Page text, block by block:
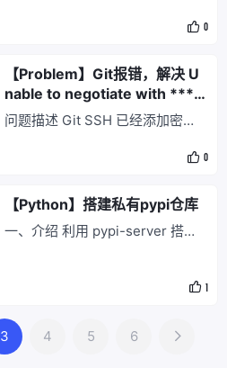
name python import requests r
9200/index_name') 2. 删除所有
索引 cu
0
【Problem】Git报错，解决 U
nable to negotiate with ****
port 22: no matching host ke
问题描述 Git SSH 已经添加密
时候报错 提示 Unable to negotia
g host key type found. Their off
er: ssh-rsa 截图 ... 解决方案 在
0
【Python】搭建私有pypi仓库
一、介绍 利用 pypi-server 搭建
像 docker pull pypiserver/pypis 1
3 4 5 6